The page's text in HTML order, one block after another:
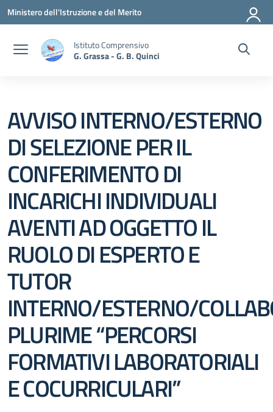
Vai ai contenuti
Vai al menu di navigazione
Vai al footer
Ministero dell'Istruzione e del Merito
Istituto Comprensivo
G. Grassa - G. B. Quinci
AVVISO INTERNO/ESTERNO
DI SELEZIONE PER IL
CONFERIMENTO DI
INCARICHI INDIVIDUALI
AVENTI AD OGGETTO IL
RUOLO DI ESPERTO E
TUTOR
INTERNO/ESTERNO/
PLURIME “PERCORSI
FORMATIVI LABORATORIALI
E COCURRICULARI”